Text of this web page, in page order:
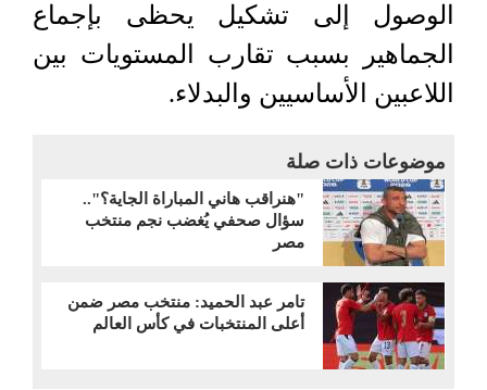
الوصول إلى تشكيل يحظى بإجماع
الجماهير بسبب تقارب المستويات بين
اللاعبين الأساسيين والبدلاء.
موضوعات ذات صلة
"هنراقب هاني المباراة الجاية؟"..
سؤال صحفي يُغضب نجم منتخب
مصر
تامر عبد الحميد: منتخب مصر ضمن
أعلى المنتخبات في كأس العالم